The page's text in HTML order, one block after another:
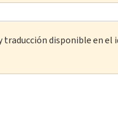
traducción disponible en el